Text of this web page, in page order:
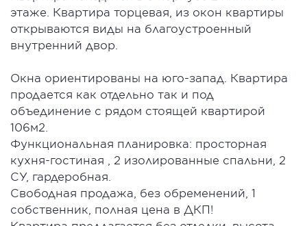
этаже. Квартира торцевая, из окон квартиры
открываются виды на благоустроенный
внутренний двор.
Окна ориентированы на юго-запад. Квартира
продается как отдельно так и под
объединение с рядом стоящей квартирой
106м2.
Функциональная планировка: просторная
кухня-гостиная , 2 изолированные спальни, 2
СУ, гардеробная.
Свободная продажа, без обременений, 1
собственник, полная цена в ДКП!